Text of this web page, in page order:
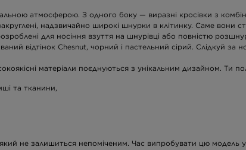
атмосферою. З одного боку — виразні кросівки з
надзвичайно широкі шнурки в клітинку. Саме вони
для носіння взуття на шнурівці або повністю
відтінок Chesnut, чорний і пастельний сірий. Слідкуй
матеріали поєднуються з унікальним дизайном. Ти
та тканини,
не залишиться непоміченим. Час випробувати цю модель